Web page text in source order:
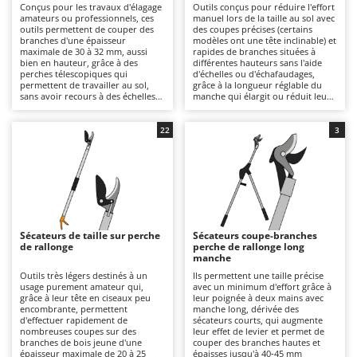
Autolaveuses
Autres produits
B
Balayeuses
Bancs de scie pour le bois - Scies à bûches
Barbecues
Bennes pour tracteur
Brosses pour sols extérieurs
Brouettes à moteur
Broyeurs à axe horizontal pour tracteur
Broyeurs de branches et végétaux
Butteurs pour tracteur
C
Chargeurs de batterie - Démarreurs
Charrues pour tracteur
Ambrogio Robot
Annovi Reverberi
ANTHBOT
Archman
Ariete
Artus
Attila
Ausonia
Awelco
B
Baesso
Bahco
Conçus pour les travaux d'élagage
amateurs ou professionnels, ces
outils permettent de couper des
branches d'une épaisseur
maximale de 30 à 32 mm, aussi
bien en hauteur, grâce à des
perches télescopiques qui
permettent de travailler au sol,
sans avoir recours à des échelles
et difficilement accessibles avec
d'autres outils, grâce à des
perches fixes et à une tête
orientable (uniquement sur
certains modèles). Très légers, ils
garantissent des coupes précises
et rapides sur les arbres fruitiers,
les arbres d'ornement et les haies
dans les jardins et les espaces
verts. Par rapport aux sécateurs à
manche seuls, ils offrent plus de
levier et de capacité. Pour un
affûter les lames, lubrifier le pivot
et les glissières, vérifier les
serrages.
Outils conçus pour réduire l'effort
manuel lors de la taille au sol avec
des coupes précises (certains
modèles ont une tête inclinable) et
rapides de branches situées à
différentes hauteurs sans l'aide
d'échelles ou d'échafaudages,
grâce à la longueur réglable du
manche qui élargit ou réduit leur
ludiques et économiques aux
produits très professionnels
pouvant atteindre un diamètre de
coupe de 40 à 45 mm pour des
élagages même intensifs dans les
jardins, les parcs et les vergers.
Outil de conception plus
traditionnelle : la corde
d'actionnement de la coupe
externe et l'encombrement
légèrement plus important de la
tête rendent l'élagueur un peu
moins pratique et un peu plus lent
à utiliser. Pour obtenir des
résultats réguliers, nettoyez et
affûtez les lames, lubrifiez les
articulations/poulies et vérifiez
l'intégrité de la corde.
Sécateurs de taille sur perche
de rallonge
Outils très légers destinés à un
usage purement amateur qui,
grâce à leur tête en ciseaux peu
encombrante, permettent
d'effectuer rapidement de
nombreuses coupes sur des
branches de bois jeune d'une
épaisseur maximale de 20 à 25
22
Sécateurs coupe-branches
perche de rallonge long
manche
Ils permettent une taille précise
avec un minimum d'effort grâce à
leur poignée à deux mains avec
manche long, dérivée des
sécateurs courts, qui augmente
leur effet de levier et permet de
couper des branches hautes et
épaisses jusqu'à 40-45 mm
3